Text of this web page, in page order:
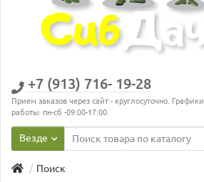
+7 (913) 716- 19-28
Прием заказов через сайт - круглосуточно. Графики
работы: пн-сб -09:00-17:00.
Везде
Поиск